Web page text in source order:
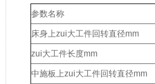
参数名称
床身上zui大工件回转直径mm
zui大工件长度mm
中施板上zui大工件回转直径mm